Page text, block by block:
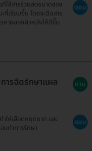
ใช้สารช่วยลดขนาดของ
เรียบขึ้น โดยจะฉีดสาร
หายของผิวหนังให้ดีขึ้น
ตอบ
ารฉีดรักษาแผล
ให้เลือดหยุดยาก และ
ทำการรักษา
ถาม
ตอบ